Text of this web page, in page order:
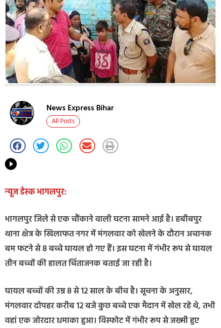
News Express Bihar
All Posts
न्यूज डेस्क भागलपुर:
भागलपुर जिले से एक चौंकाने वाली घटना सामने आई है। हबीबपुर
थाना क्षेत्र के खिलाफत नगर में मंगलवार को खेलने के दौरान अचानक
बम फटने से 8 बच्चे घायल हो गए हैं। इस घटना में गंभीर रूप से घायल
तीन बच्चों की हालत चिंताजनक बताई जा रही है।
घायल बच्चों की उम्र 8 से 12 साल के बीच है। सूचना के अनुसार,
मंगलवार दोपहर करीब 12 बजे कुछ बच्चे एक मैदान में खेल रहे थे, तभी
वहां एक जोरदार धमाका हुआ। विस्फोट में गंभीर रूप से जख्मी हुए